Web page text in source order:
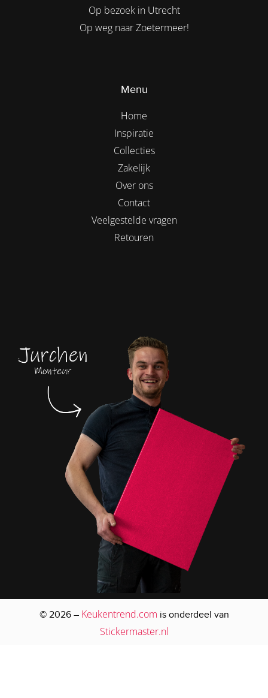
Op bezoek in Utrecht
Op weg naar Zoetermeer!
Menu
Home
Inspiratie
Collecties
Zakelijk
Over ons
Contact
Veelgestelde vragen
Retouren
© 2026 – Keukentrend.com is onderdeel van
Stickermaster.nl